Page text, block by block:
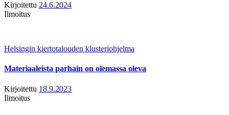
Kirjoitettu 24.6.2024
Ilmoitus
Helsingin kiertotalouden klusteriohjelma
Materiaaleista parhain on olemassa oleva
Kirjoitettu 18.9.2023
Ilmoitus